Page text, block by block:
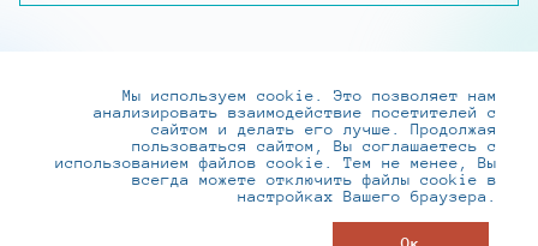
+7 (495) 737-6192, 8-800-250-0-260
practice@infotecs.ru,hr@infotecs.ru
127273, г. Москва, Отрадная ул., 2Б строение 1
Мы используем cookie. Это позволяет нам
анализировать взаимодействие посетителей с
сайтом и делать его лучше. Продолжая
пользоваться сайтом, Вы соглашаетесь с
использованием файлов cookie. Тем не менее, Вы
всегда можете отключить файлы cookie в
настройках Вашего браузера.
Ок